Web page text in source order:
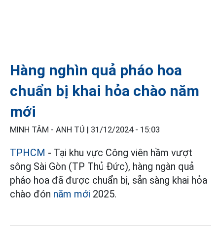
Hàng nghìn quả pháo hoa
chuẩn bị khai hỏa chào năm
mới
MINH TÂM - ANH TÚ | 31/12/2024 - 15:03
TPHCM - Tại khu vực Công viên hầm vượt
sông Sài Gòn (TP Thủ Đức), hàng ngàn quả
pháo hoa đã được chuẩn bị, sẵn sàng khai hỏa
chào đón năm mới 2025.